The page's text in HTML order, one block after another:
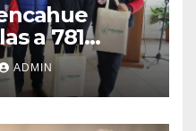
a 781
recursos del
ADMIN